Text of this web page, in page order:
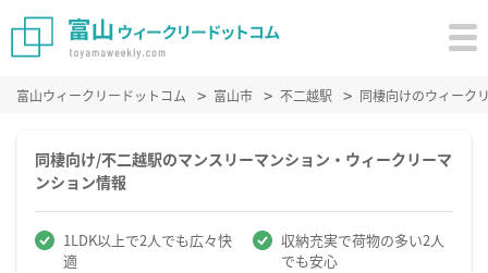
富山ウィークリードットコム 富山市 不二越駅 同棲向けのウィーク
同棲向け/不二越駅のマンスリーマンション・ウィークリーマ
ンション情報
1LDK以上で2人でも広々快
適
収納充実で荷物の多い2人
でも安心